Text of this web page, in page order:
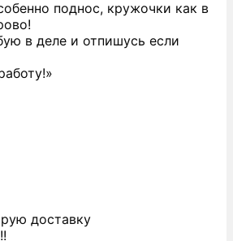
поднос, кружочки как в
в деле и отпишусь если
доставку